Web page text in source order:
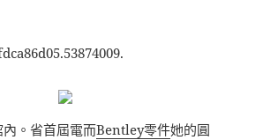
。省首屆電而Bentley零件她的圓